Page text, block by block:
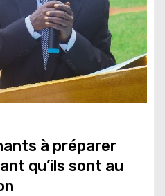
à préparer
qu’ils sont au